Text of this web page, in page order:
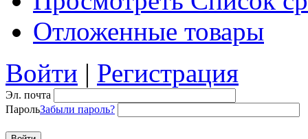
Отложенные товары
Войти | Регистрация
Эл. почта
ПарольЗабыли пароль?